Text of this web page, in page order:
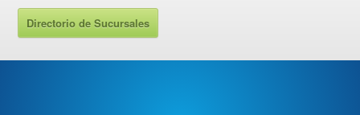
Directorio de Sucursales